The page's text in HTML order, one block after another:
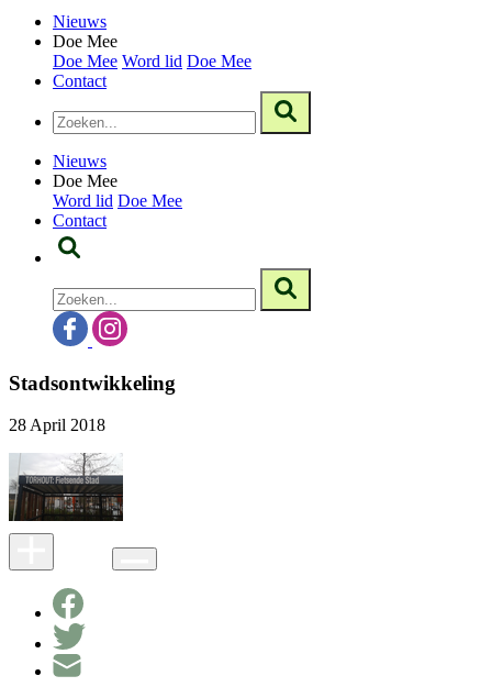
Nieuws
Doe Mee
Doe Mee Word lid Doe Mee
Contact
Nieuws
Doe Mee
Word lid Doe Mee
Contact
Stadsontwikkeling
28 April 2018